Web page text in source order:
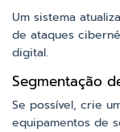
Um sistema
de ataques
digital.
Segmentação
Se possível, crie
equipamentos de